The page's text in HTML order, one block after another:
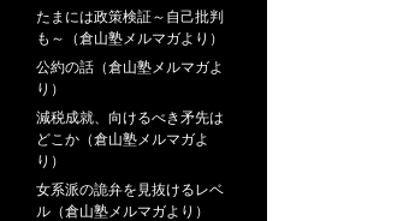
たまには政策検証～自己批判
も～（倉山塾メルマガより）
公約の話（倉山塾メルマガよ
り）
減税成就、向けるべき矛先は
どこか（倉山塾メルマガよ
り）
女系派の詭弁を見抜けるレベ
ル（倉山塾メルマガより）